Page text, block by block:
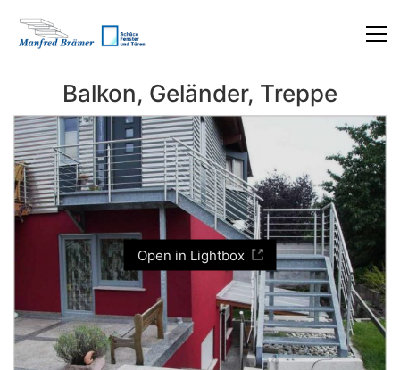
Balkon, Geländer, Treppe
Open in Lightbox